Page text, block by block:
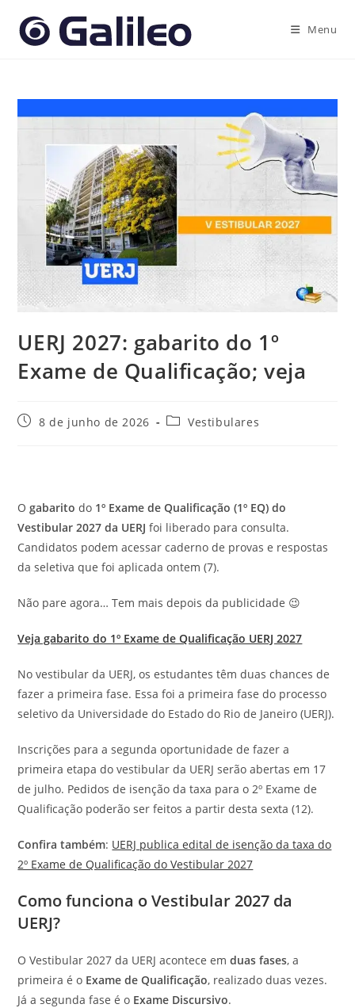
para
Menu
UERJ 2027: gabarito do 1º
Exame de Qualificação; veja
Post8 de junho de 2026
Categoria
Vestibulares
O gabaritodo 1º Exame de Qualificação (1º EQ) do
Vestibular 2027 da UERJ foi liberado para consulta.
Candidatos podem acessar caderno de provas e respostas
da seletiva que foi aplicada ontem (7).
Não pare agora… Tem mais depois da publicidade 😉
Veja gabarito do 1º Exame de Qualificação UERJ 2027
No vestibular da UERJ, os estudantes têm duas chances de
fazer a primeira fase. Essa foi a primeira fase do processo
seletivo da Universidade do Estado do Rio de Janeiro (UERJ).
Inscrições para a segunda oportunidade de fazer a
primeira etapa do vestibular da UERJ serão abertas em 17
de julho. Pedidos de isenção da taxa para o 2º Exame de
Qualificação poderão ser feitos a partir desta sexta (12).
Confira também: UERJ publica edital de isenção da taxa do
2º Exame de Qualificação do Vestibular 2027
Como funciona o Vestibular 2027 da
UERJ?
O Vestibular 2027 da UERJ acontece emduas fases, a
primeira é o Exame de Qualificação, realizado duas vezes.
Já a segunda fase é o Exame Discursivo.